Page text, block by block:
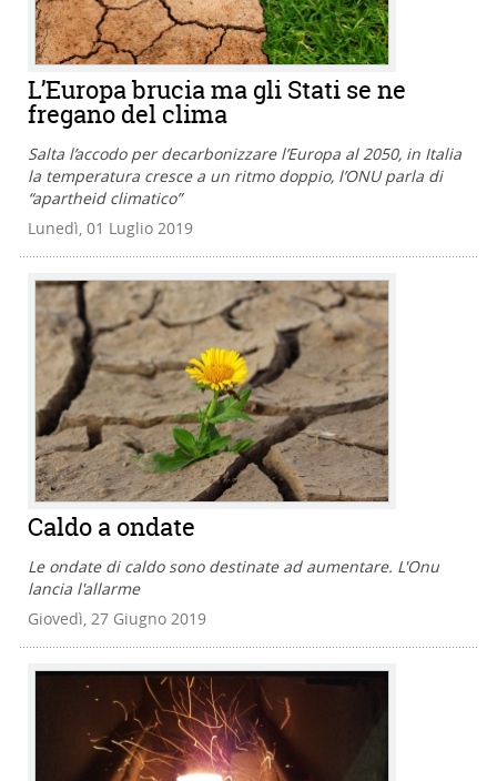
L’Europa brucia ma gli Stati se ne
fregano del clima
Salta l’accodo per decarbonizzare l’Europa al 2050, in Italia
la temperatura cresce a un ritmo doppio, l’ONU parla di
“apartheid climatico”
Lunedì, 01 Luglio 2019
Caldo a ondate
Le ondate di caldo sono destinate ad aumentare. L'Onu
lancia l'allarme
Giovedì, 27 Giugno 2019